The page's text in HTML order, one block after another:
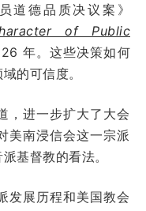
道德品质决议案》
of Public
年。这些决策如何
的可信度。
，进一步扩大了大会
美南浸信会这一宗派
基督教的看法。
发展历程和美国教会